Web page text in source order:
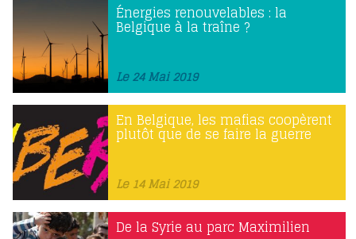
Énergies renouvelables : la
Belgique à la traîne ?
Le 24 Mai 2019
En Belgique, les mafias coopèrent
plutôt que de se faire la guerre
Le 14 Mai 2019
De la Syrie au parc Maximilien